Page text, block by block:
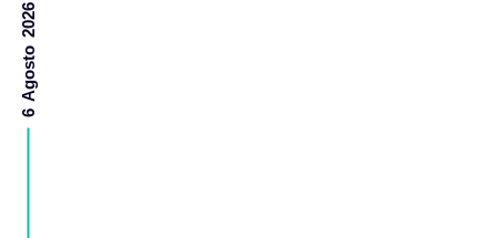
6 Agosto 2026